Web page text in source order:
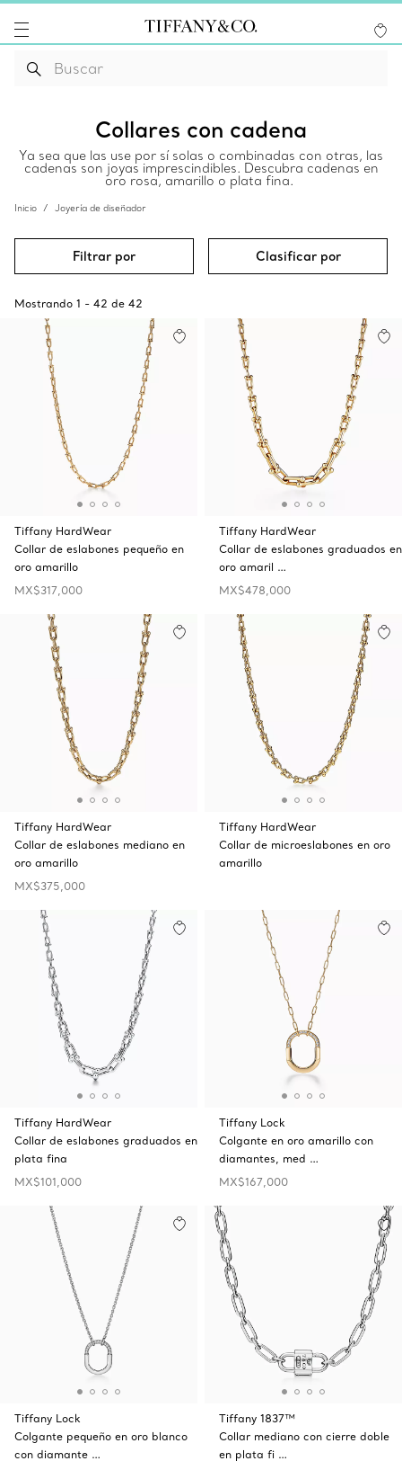
Collares con cadena
Ya sea que las use por sí solas o combinadas con otras, las
cadenas son joyas imprescindibles. Descubra cadenas en
oro rosa, amarillo o plata fina.
Inicio Joyería de diseñador
Filtrar por Clasificar por
Mostrando 1 - 42 de 42
Tiffany HardWear
Collar de eslabones pequeño en
oro amarillo
MX$317,000
Tiffany HardWear
Collar de eslabones graduados en
oro amaril …
MX$478,000
Tiffany HardWear
Collar de eslabones mediano en
oro amarillo
MX$375,000
Tiffany HardWear
Collar de microeslabones en oro
amarillo
Tiffany HardWear
Collar de eslabones graduados en
plata fina
MX$101,000
Tiffany Lock
Colgante en oro amarillo con
diamantes, med …
MX$167,000
Tiffany Lock
Colgante pequeño en oro blanco
con diamante …
Tiffany 1837™
Collar mediano con cierre doble
en plata fi …